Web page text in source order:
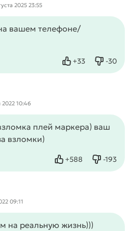
2025 23:55
вашем телефоне/
+33
Нравится -30
Не
2022 10:46
плей маркера) ваш
взломки)
+588
Нравится -193
Не
09:11
на реальную жизнь)))